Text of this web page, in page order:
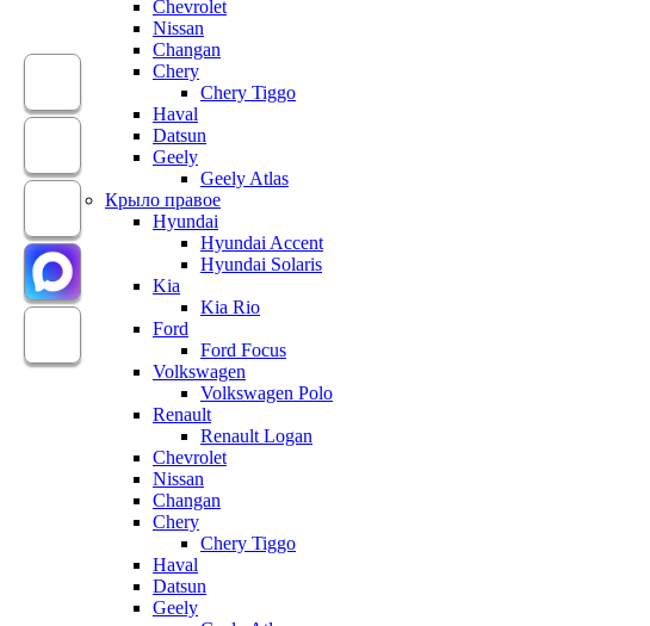
Chevrolet
Nissan
Changan
Chery
Chery Tiggo
Haval
Datsun
Geely
Geely Atlas
Крыло правое
Hyundai
Hyundai Accent
Hyundai Solaris
Kia
Kia Rio
Ford
Ford Focus
Volkswagen
Volkswagen Polo
Renault
Renault Logan
Chevrolet
Nissan
Changan
Chery
Chery Tiggo
Haval
Datsun
Geely